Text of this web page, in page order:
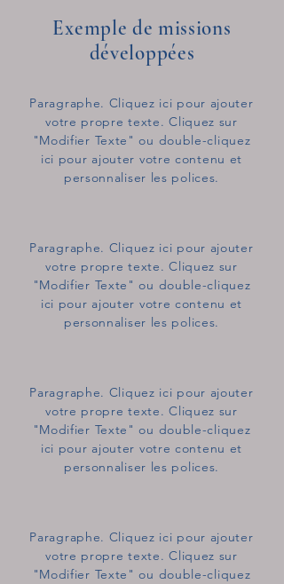
Exemple de missions
développées
Paragraphe. Cliquez ici pour ajouter
votre propre texte. Cliquez sur
"Modifier Texte" ou double-cliquez
ici pour ajouter votre contenu et
personnaliser les polices.
Paragraphe. Cliquez ici pour ajouter
votre propre texte. Cliquez sur
"Modifier Texte" ou double-cliquez
ici pour ajouter votre contenu et
personnaliser les polices.
Paragraphe. Cliquez ici pour ajouter
votre propre texte. Cliquez sur
"Modifier Texte" ou double-cliquez
ici pour ajouter votre contenu et
personnaliser les polices.
Paragraphe. Cliquez ici pour ajouter
votre propre texte. Cliquez sur
"Modifier Texte" ou double-cliquez